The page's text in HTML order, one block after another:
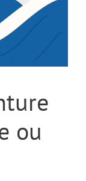
ou